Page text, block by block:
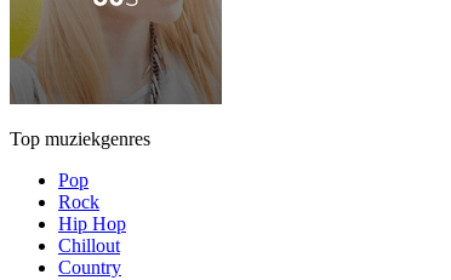
Top muziekgenres
Pop
Rock
Hip Hop
Chillout
Country